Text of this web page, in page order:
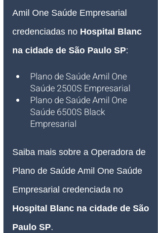
Amil One Saúde Empresarial
credenciadas no Hospital Blanc
na cidade de São Paulo SP:
Plano de Saúde Amil One
Saúde 2500S Empresarial
Plano de Saúde Amil One
Saúde 6500S Black
Empresarial
Saiba mais sobre a Operadora de
Plano de Saúde Amil One Saúde
Empresarial credenciada no
Hospital Blanc na cidade de São
Paulo SP.